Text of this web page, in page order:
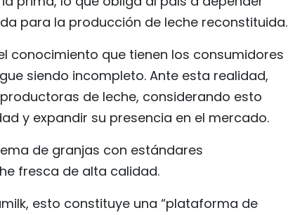
para la producción de leche reconstituida.
conocimiento que tienen los consumidores
siendo incompleto. Ante esta realidad,
de leche, considerando esto
y expandir su presencia en el mercado.
de granjas con estándares
fresca de alta calidad.
esto constituye una “plataforma de